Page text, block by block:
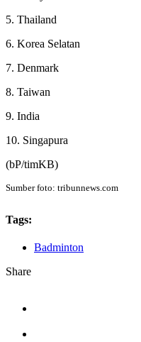
5. Thailand
6. Korea Selatan
7. Denmark
8. Taiwan
9. India
10. Singapura
(bP/timKB)
Sumber foto: tribunnews.com
Tags:
Badminton
Share